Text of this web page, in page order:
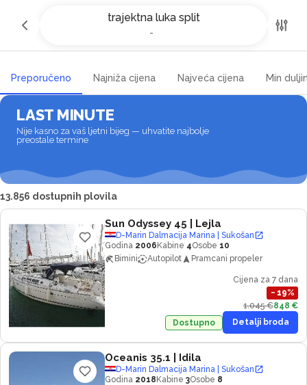
trajektna luka split
-
Najam jahti i čarter brodova u
trajektna luka split
Preporučeno Najniža cijena Najveća cijena Min
LAST MINUTE
Nije kasno za vaš ljetni bijeg — uhvatite najbolje
preostale termine
13.856 dostupnih plovila
Sun Odyssey 45 | Lejla
D-Marin Dalmacija Marina | Sukošan
Godina 2006 Kabine 4Osobe 10
Bimini
Autopilot Pramcani propeler
Cijena za 7 dana
− 19%
1.045 €848 €
Dostupno
Detalji broda
Oceanis 35.1 | Idila
D-Marin Dalmacija Marina | Sukošan
Godina 2018 Kabine 3Osobe 8